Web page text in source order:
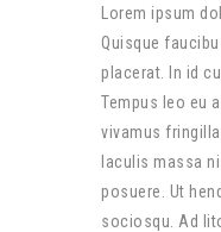
Lorem ipsum
Quisque
placerat. In id
Tempus leo eu
vivamus
Iaculis massa
posuere. Ut
sociosqu. Ad